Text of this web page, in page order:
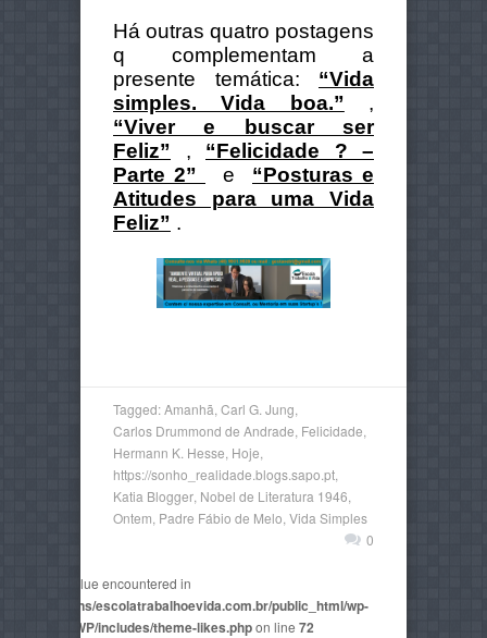
Há outras quatro postagens
q complementam a
presente temática: “Vida
simples. Vida boa.” ,
“Viver e buscar ser
Feliz” , “Felicidade ? –
Parte 2”
e “Posturas e
Atitudes para uma Vida
Feliz” .
Tagged:Amanhã Carl G. Jung
Carlos Drummond de Andrade Felicidade
Hermann K. Hesse Hoje
https://sonho_realidade.blogs.sapo.pt
Katia Blogger Nobel de Literatura 1946
Ontem Padre Fábio de Melo Vida Simples
0
numeric value encountered in
domains/escolatrabalhoevida.com.br/public_html/wp-
AegaeusWP/includes/theme-likes.phpon line 72